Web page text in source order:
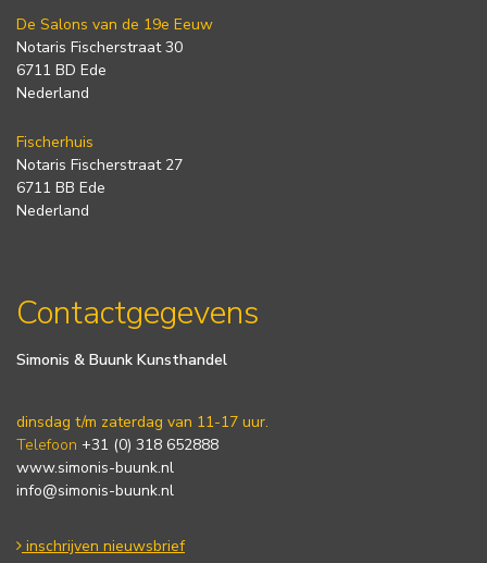
De Salons van de 19e Eeuw
Notaris Fischerstraat 30
6711 BD Ede
Nederland
Fischerhuis
Notaris Fischerstraat 27
6711 BB Ede
Nederland
Contactgegevens
Simonis & Buunk Kunsthandel
dinsdag t/m zaterdag van 11-17 uur.
Telefoon +31 (0) 318 652888
www.simonis-buunk.nl
info@simonis-buunk.nl
inschrijven nieuwsbrief